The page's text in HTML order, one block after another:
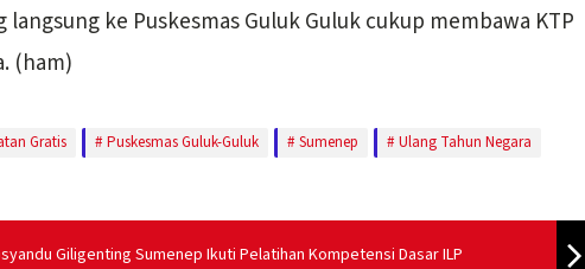
langsung ke Puskesmas Guluk Guluk cukup membawa KTP
(ham)
Gratis Puskesmas Guluk-Guluk Sumenep
Ulang Tahun Negara
Giligenting Sumenep Ikuti Pelatihan Kompetensi Dasar ILP